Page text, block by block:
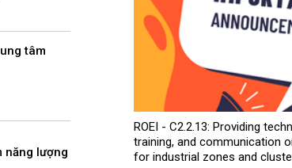
tâm
năng lượng
ROEI - C2.2.13: Providing
training, and communication
for industrial zones and